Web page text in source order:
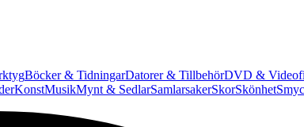
Böcker & TidningarDatorer & TillbehörDVD &
KonstMusikMynt & SedlarSamlarsakerSkorSkönhet